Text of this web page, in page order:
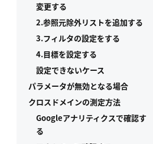
変更する
2.参照元除外リストを追加する
3.フィルタの設定をする
4.目標を設定する
設定できないケース
パラメータが無効となる場合
クロスドメインの測定方法
Googleアナリティクスで確認す
る